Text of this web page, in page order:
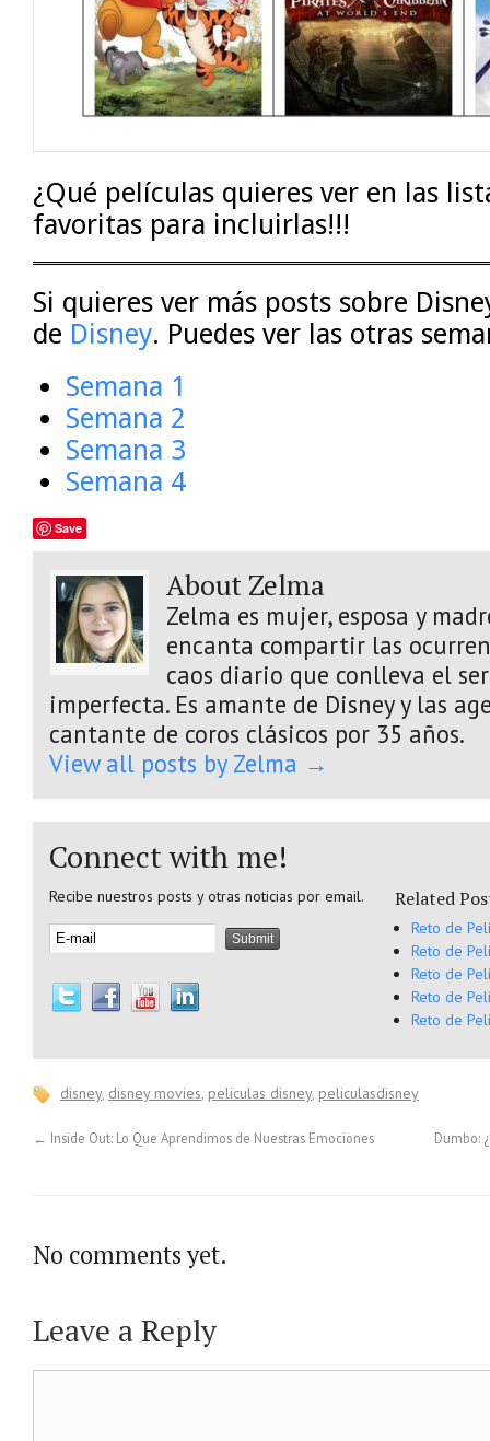
¿Qué películas quieres ver en las
favoritas para incluirlas!!!
Si quieres ver más posts sobre
de Disney. Puedes ver las otras
Semana 1
Semana 2
Semana 3
Semana 4
Save
About Zelma
Zelma es mujer, esposa y
encanta compartir las
caos diario que conlleva el
imperfecta. Es amante de Disney y las
cantante de coros clásicos por 35 años.
View all posts by Zelma →
Connect with me!
Recibe nuestros posts y otras noticias por email. Related
Reto de
Reto de
Reto de
Reto de
Reto de
disney, disney movies, peliculas disney, peliculasdisney
← Inside Out: Lo Que Aprendimos de Nuestras Emociones Dumbo:
No comments yet.
Leave a Reply